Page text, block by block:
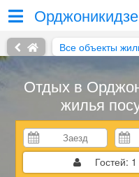
Орджоникидзе
Все объекты
Отдых в
жилья
Гостей: 1